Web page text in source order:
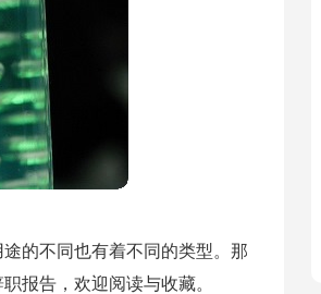
的不同也有着不同的类型。那
报告，欢迎阅读与收藏。